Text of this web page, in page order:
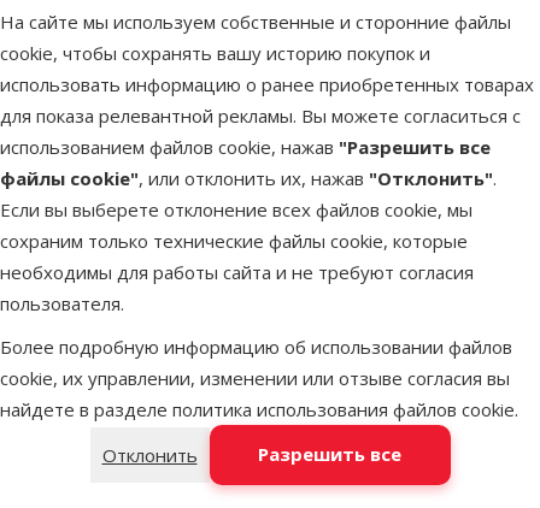
На сайте мы используем собственные и сторонние файлы
cookie, чтобы сохранять вашу историю покупок и
использовать информацию о ранее приобретенных товарах
для показа релевантной рекламы. Вы можете согласиться с
использованием файлов cookie, нажав "Разрешить все
файлы cookie", или отклонить их, нажав "Отклонить".
Если вы выберете отклонение всех файлов cookie, мы
сохраним только технические файлы cookie, которые
необходимы для работы сайта и не требуют согласия
пользователя.
Более подробную информацию об использовании файлов
cookie, их управлении, изменении или отзыве согласия вы
найдете в разделе политика использования файлов cookie.
Отклонить
Разрешить все
Вид консерв
Пакетик
Вид консерв
Вес упаковки
0–100 г
Вес упаковки
Для кастрированных и
стерилизованных собак
Нет
Для кастрированных и
стерилизованных
Цена
1,09 €
Цена